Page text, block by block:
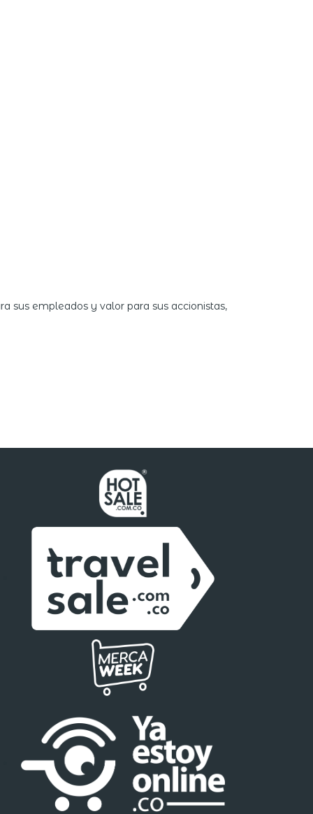
sus empleados y valor para sus accionistas,